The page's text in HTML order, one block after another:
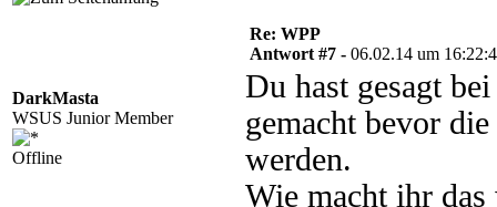
DarkMasta
WSUS Junior Member
Offline
Re: WPP
Antwort #7 - 06.02.14 um
Du hast gesagt
gemacht bevor
werden.
Wie macht ihr das